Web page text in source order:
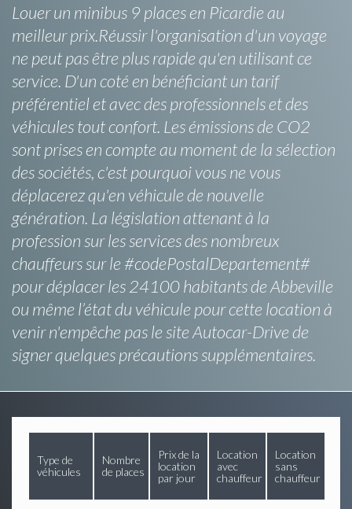
Louer un minibus 9 places en Picardie au
meilleur prix.Réussir l'organisation d'un voyage
ne peut pas être plus rapide qu'en utilisant ce
service. D'un coté en bénéficiant un tarif
préférentiel et avec des professionnels et des
véhicules tout confort. Les émissions de CO2
sont prises en compte au moment de la sélection
des sociétés, c'est pourquoi vous ne vous
déplacerez qu'en véhicule de nouvelle
génération. La législation attenant à la
profession sur les services des nombreux
chauffeurs sur le #codePostalDepartement#
pour déplacer les 24100 habitants de Abbeville
ou même l’état du véhicule pour cette location à
venir n'empêche pas le site Autocar-Drive de
signer quelques précautions supplémentaires.
Type de
véhicules
Nombre
de places
Prix de la
location
par jour
Location
avec
chauffeur
Location
sans
chauffeur